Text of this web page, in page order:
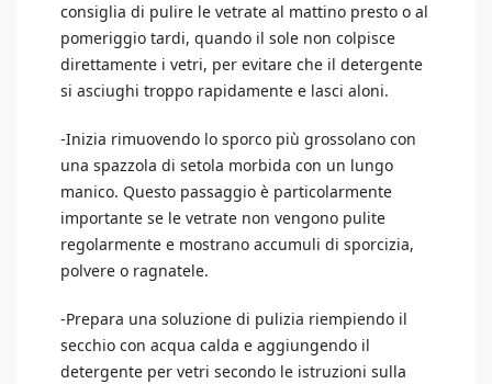
consiglia di pulire le vetrate al mattino presto o al
pomeriggio tardi, quando il sole non colpisce
direttamente i vetri, per evitare che il detergente
si asciughi troppo rapidamente e lasci aloni.
-Inizia rimuovendo lo sporco più grossolano con
una spazzola di setola morbida con un lungo
manico. Questo passaggio è particolarmente
importante se le vetrate non vengono pulite
regolarmente e mostrano accumuli di sporcizia,
polvere o ragnatele.
-Prepara una soluzione di pulizia riempiendo il
secchio con acqua calda e aggiungendo il
detergente per vetri secondo le istruzioni sulla